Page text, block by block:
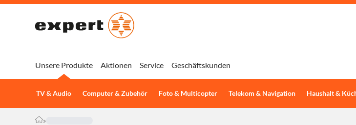
Unsere Produkte
TV & Audio Computer & Zubehör Foto & Multicopter Telekom & Navigation Haushalt &
Aktionen Service Geschäftskunden
»